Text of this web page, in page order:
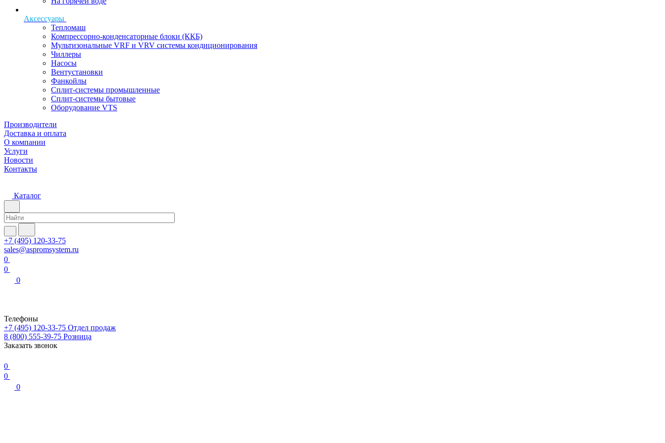
Аксессуары
Тепломаш
Компрессорно-конденсаторные блоки (ККБ)
Мультизональные VRF и VRV системы кондиционирования
Чиллеры
Насосы
Вентустановки
Фанкойлы
Сплит-системы промышленные
Сплит-системы бытовые
Оборудование VTS
Производители
Доставка и оплата
О компании
Услуги
Новости
Контакты
Каталог
+7 (495) 120-33-75
sales@aspromsystem.ru
0
0
0
Телефоны
+7 (495) 120-33-75 Отдел продаж
8 (800) 555-39-75 Розница
Заказать звонок
0
0
0